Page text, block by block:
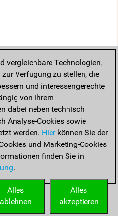
vergleichbare Technologien,
Verfügung zu stellen, die
und interessengerechte
von ihrem
dabei neben technisch
Analyse-Cookies sowie
werden. Hierkönnen Sie der
und Marketing-Cookies
finden Sie in
.
Alles
akzeptieren
Alles
ablehnen